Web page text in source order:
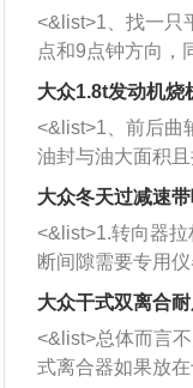
施。 <&list>2、
杂物推到排气管
三元催化器拆解
西取出来。但如
的堵塞，就需要
洗剂对堵塞的情况
放在燃油箱中，
动时，就可以和
室，最后形成废
催化器得到清洗
能够得到解决。
<&list>1、找一只
点和9点钟方向，
方向做一个标记
一圈半的练习，
圈数。 <&list>3
习，这样就可以
驾驶车辆时，不
向。
大众1.8t发动机烧
<&list>1、前后曲
油封与油大面积
和发动机内持续
逐渐减弱，导致
活塞间隙过大：
的间隙扩大，导
造成烧机油。
机油粘度过小的
象，机油粘度过小
大众冬天过减速
<&list>1.转向器拉
断间隙需要专用
无法制作，需要
店；<&list>2.车
裂，破裂后会出
损严重，磨损的半
大众干式双离合
<&list>总体而言
式离合器如果放